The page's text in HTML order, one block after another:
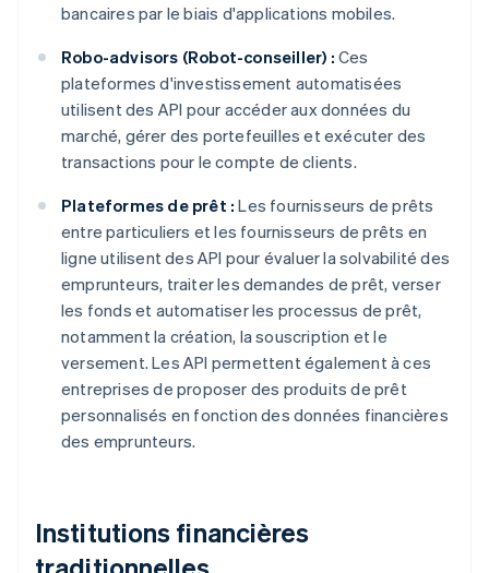
bancaires par le biais d'applications mobiles.
Robo-advisors (Robot-conseiller) : Ces
plateformes d'investissement automatisées
utilisent des API pour accéder aux données du
marché, gérer des portefeuilles et exécuter des
transactions pour le compte de clients.
Plateformes de prêt : Les fournisseurs de prêts
entre particuliers et les fournisseurs de prêts en
ligne utilisent des API pour évaluer la solvabilité des
emprunteurs, traiter les demandes de prêt, verser
les fonds et automatiser les processus de prêt,
notamment la création, la souscription et le
versement. Les API permettent également à ces
entreprises de proposer des produits de prêt
personnalisés en fonction des données financières
des emprunteurs.
Institutions financières